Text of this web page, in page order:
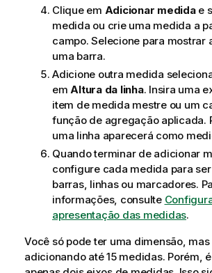
Clique em Adicionar medidae
medida ou crie uma medida a
campo. Selecione para mostrar
uma barra.
Adicione outra medida
emAltura da linha. Insira uma
item de medida mestre ou um
função de agregação aplicada.
uma linha aparecerá como
Quando terminar de adicionar
configure cada medida para
barras, linhas ou marcadores.
informações, consulte
apresentação das medidas.
Você só pode ter uma dimensão,
adicionando até 15 medidas. Porém,